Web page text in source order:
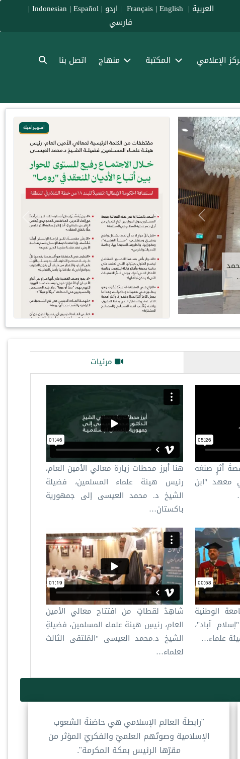
العربية |
Français
| English
| اردو |
Indonesian | Español
|
فارسي
الإعلامي المكتبة منهاج اتصل بنا
علماء المسلمين الشيخ د.⁧‫محمد
في الاجتماع رفيع المستوى…
Previous
Next
مرئيات
أثرٍ صنعَه
معهد "ابن
هنا أبرز محطات زيارة معالي الأمين العام،
رئيس هيئة علماء المسلمين، فضيلة
الشيخ د.⁧ محمد العيسى⁩ إلى جمهورية
باكستان…
الوطنية
آباد"،
علماء…
شاهِدْ لقطاتٍ من افتتاح معالي الأمين
العام، رئيسِ هيئة علماء المسلمين، فضيلةِ
الشيخ د.محمد العيسى "المُلتقى الثالث
لعلماء…
"رابطةُ العالم الإسلامي هي حاضنةُ الشعوب
الإسلامية وصوتُهم العلميّ والفكريّ المؤثر من
مقرّها الرئيس بمكة المكرمة".